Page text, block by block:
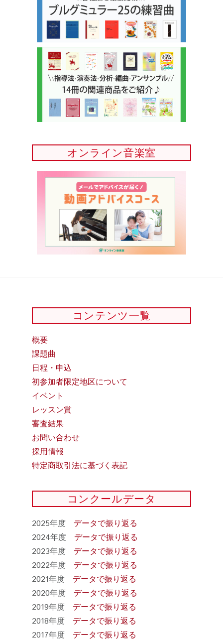
オンライン音楽室
コンテンツ一覧
概要
課題曲
日程・申込
初参加者限定地区について
イベント
レッスン賞
審査結果
お問い合わせ
採用情報
特定商取引法に基づく表記
コンクールデータ
2025年度 データで振り返る
2024年度 データで振り返る
2023年度 データで振り返る
2022年度 データで振り返る
2021年度 データで振り返る
2020年度 データで振り返る
2019年度 データで振り返る
2018年度 データで振り返る
2017年度 データで振り返る